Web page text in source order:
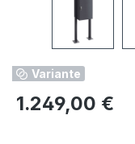
Variante
Regulärer Preis:
1.249,00 €